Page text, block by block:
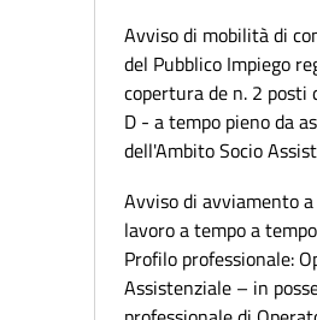
Avviso di mobilità di
del Pubblico Impiego
copertura de n. 2 posti
D - a tempo pieno da
dell'Ambito Socio
Avviso di avviamento
lavoro a tempo a
Profilo professionale:
Assistenziale – in